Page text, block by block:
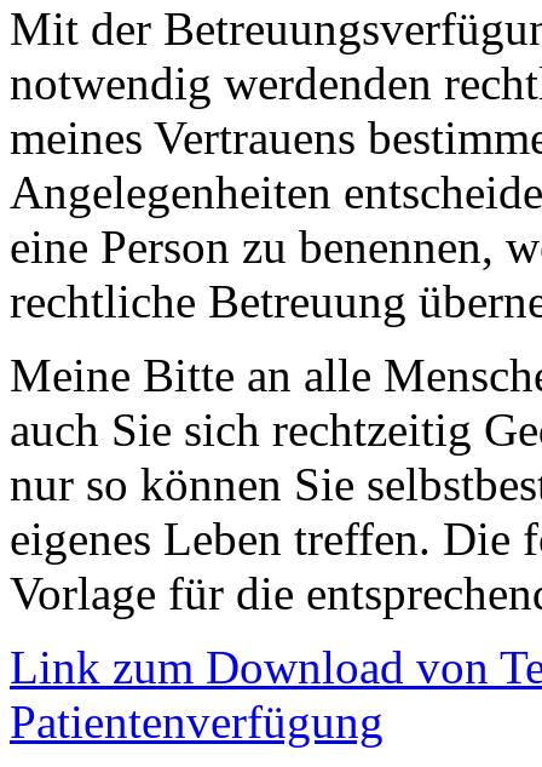
Mit der
notwendig werdenden
meines Vertrauens
Angelegenheiten
eine Person zu benennen,
rechtliche Betreuung
Meine Bitte an alle
auch Sie sich rechtzeitig
nur so können Sie
eigenes Leben treffen. Die
Vorlage für die
Link zum Download von
Patientenverfügung